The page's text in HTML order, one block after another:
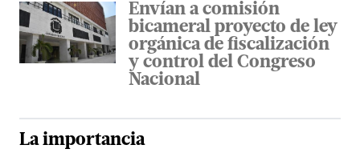
Envían a comisión
bicameral proyecto de ley
orgánica de fiscalización
y control del Congreso
Nacional
La importancia